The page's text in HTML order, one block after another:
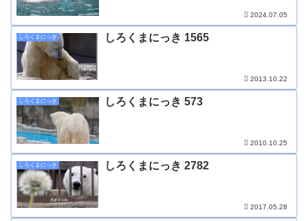
2024.07.05
しろくまにっき しろくまにっき 1565
2013.10.22
しろくまにっき しろくまにっき 573
2010.10.25
しろくまにっき しろくまにっき 2782
2017.05.28